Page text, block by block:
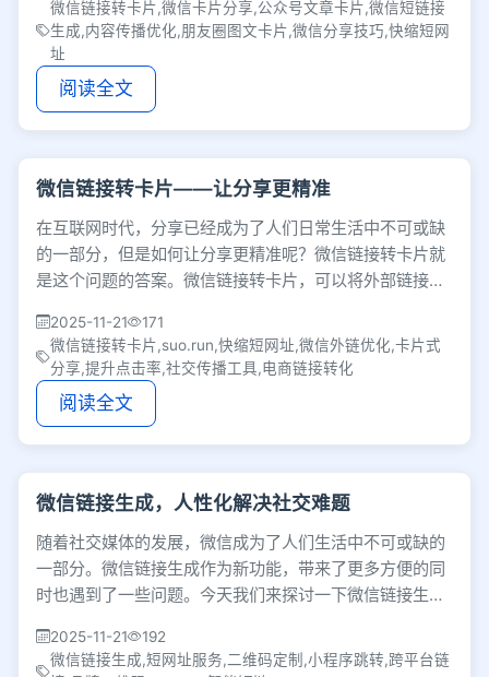
微信链接转卡片,微信卡片分享,公众号文章卡片,微信短链接
生成,内容传播优化,朋友圈图文卡片,微信分享技巧,快缩短网
址
阅读全文
微信链接转卡片——让分享更精准
在互联网时代，分享已经成为了人们日常生活中不可或缺
的一部分，但是如何让分享更精准呢？微信链接转卡片就
是这个问题的答案。微信链接转卡片，可以将外部链接转
2025-11-21
171
微信链接转卡片,suo.run,快缩短网址,微信外链优化,卡片式
分享,提升点击率,社交传播工具,电商链接转化
阅读全文
微信链接生成，人性化解决社交难题
随着社交媒体的发展，微信成为了人们生活中不可或缺的
一部分。微信链接生成作为新功能，带来了更多方便的同
时也遇到了一些问题。今天我们来探讨一下微信链接生成
2025-11-21
192
微信链接生成,短网址服务,二维码定制,小程序跳转,跨平台链